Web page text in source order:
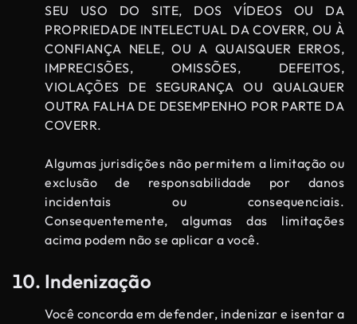
SEU USO DO SITE, DOS VÍDEOS OU DA
PROPRIEDADE INTELECTUAL DA COVERR, OU À
CONFIANÇA NELE, OU A QUAISQUER ERROS,
IMPRECISÕES, OMISSÕES, DEFEITOS,
VIOLAÇÕES DE SEGURANÇA OU QUALQUER
OUTRA FALHA DE DESEMPENHO POR PARTE DA
COVERR.
Algumas jurisdições não permitem a limitação ou
exclusão de responsabilidade por danos
incidentais ou consequenciais.
Consequentemente, algumas das limitações
acima podem não se aplicar a você.
Indenização
Você concorda em defender, indenizar e isentar a